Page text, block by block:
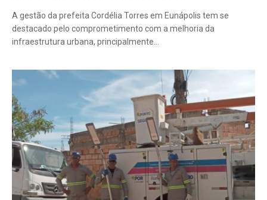
A gestão da prefeita Cordélia Torres em Eunápolis tem se
destacado pelo comprometimento com a melhoria da
infraestrutura urbana, principalmente…